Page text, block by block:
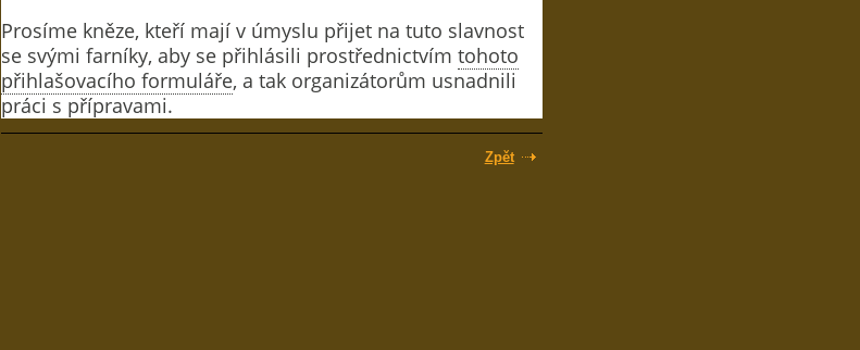
Prosíme kněze, kteří mají v úmyslu přijet na tuto slavnost
se svými farníky, aby se přihlásili prostřednictvím tohoto
přihlašovacího formuláře, a tak organizátorům usnadnili
práci s přípravami.
Zpět